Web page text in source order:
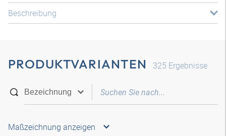
Beschreibung
PRODUKTVARIANTEN 325 Ergebnisse
Maßzeichnung anzeigen